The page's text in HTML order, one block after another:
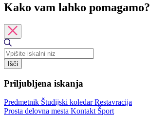
Kako vam lahko pomagamo?
Išči
Priljubljena iskanja
Predmetnik Študijski koledarRestavracija
Prosta delovna mesta Kontakt Šport